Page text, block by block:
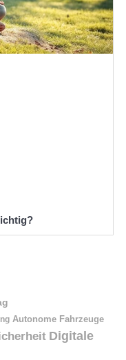
Autonome Fahrzeuge
Digitale